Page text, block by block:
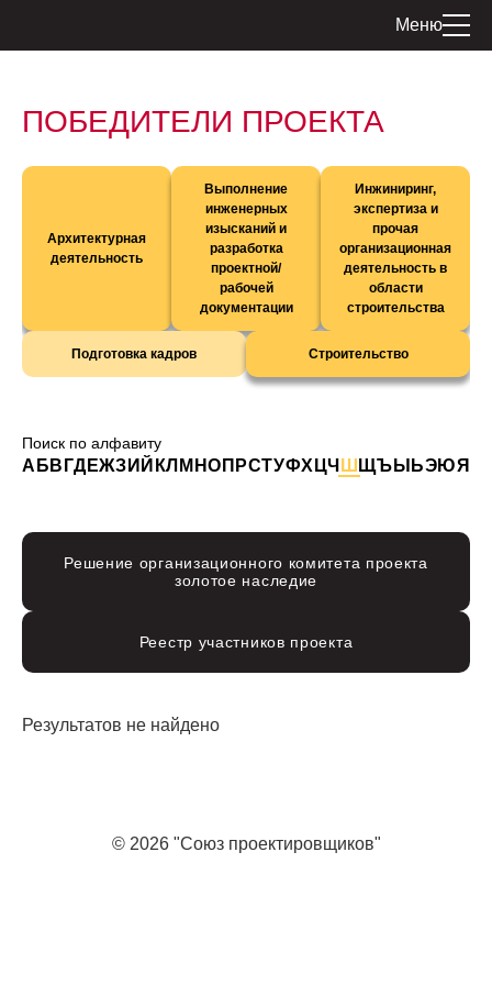
Меню
ПОБЕДИТЕЛИ ПРОЕКТА
Архитектурная
деятельность
Выполнение
инженерных
изысканий и
разработка
проектной/
рабочей
документации
Инжиниринг,
экспертиза и
прочая
организационная
деятельность в
области
строительства
Подготовка кадров Строительство
Поиск по алфавиту
А Б В ГДЕЖЗ И Й КЛ М НО П РСТУФХ ЦЧ Ш ЩЪ Ы ЬЭЮЯ
Решение организационного комитета проекта
золотое наследие
Реестр участников проекта
Результатов не найдено
© 2026 "Союз проектировщиков"